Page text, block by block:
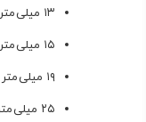
۱۳ میلی‌متر × ۱۰ متر
۱۵ میلی‌متر × ۱۰ متر
۱۹ میلی‌متر × ۱۰ متر
۲۵ میلی‌متر × ۱۰ متر